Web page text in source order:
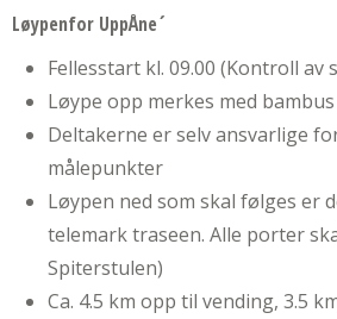
Løypenfor UppÅne´
Fellesstart kl. 09.00 (Kontroll av
Løype opp merkes med
Deltakerne er selv ansvarlige
målepunkter
Løypen ned som skal følges er
telemark traseen. Alle porter
Spiterstulen)
Ca. 4.5 km opp til vending, 3.5